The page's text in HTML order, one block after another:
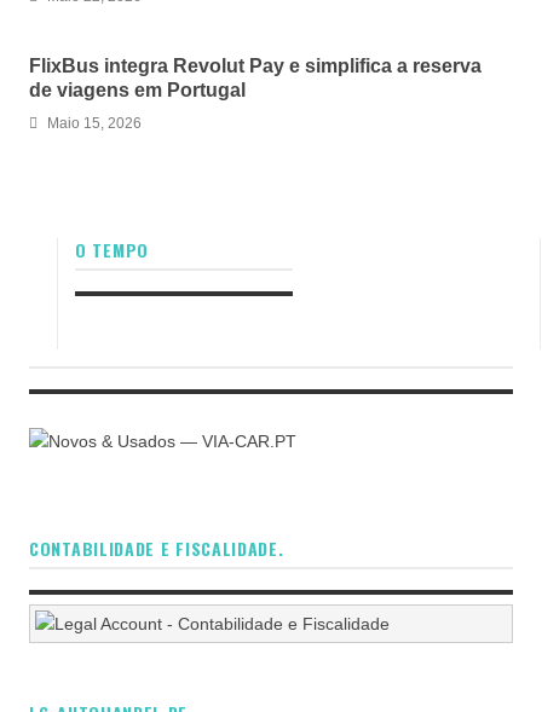
FlixBus integra Revolut Pay e simplifica a reserva
de viagens em Portugal
Maio 15, 2026
O TEMPO
CONTABILIDADE E FISCALIDADE.